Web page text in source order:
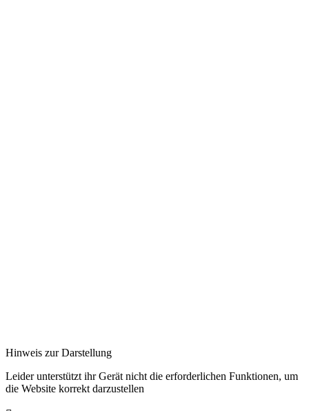
Hinweis zur Darstellung
Leider unterstützt ihr Gerät nicht die erforderlichen Funktionen, um
die Website korrekt darzustellen